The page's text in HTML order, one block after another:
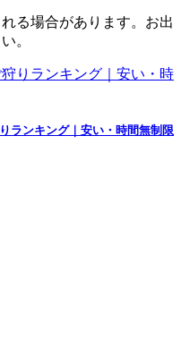
る場合があります。お出
。
ランキング｜安い・時間無制限